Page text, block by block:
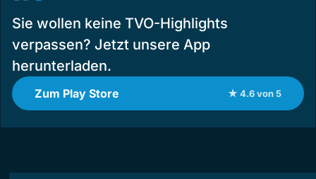
Sie wollen keine TVO-Highlights
verpassen? Jetzt unsere App
herunterladen.
Zum Play Store ★ 4.6 von 5